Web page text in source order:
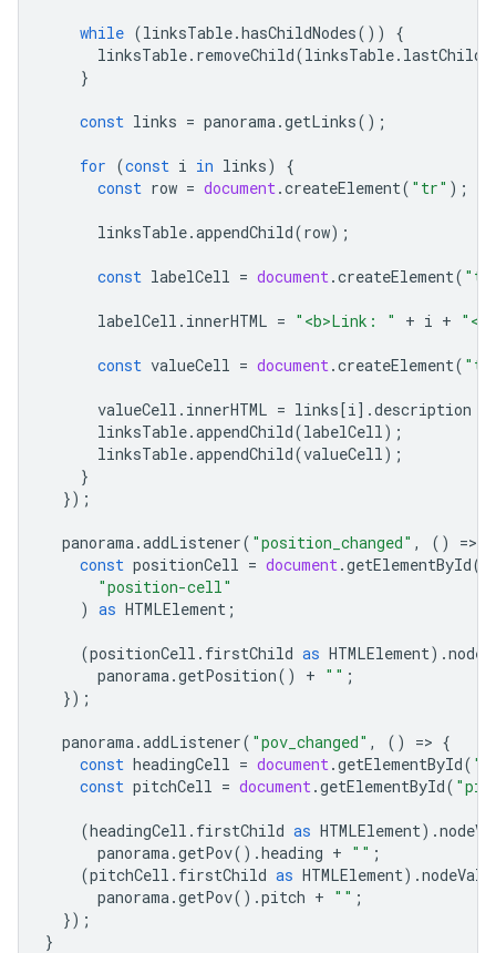
while (linksTable.hasChildNodes())
{
linksTable. removeChild(linksTable. lastChild
}
const links = panorama.getLinks();
for (const i in links)
{
const row = document.createElement( "tr" );
linksTable.appendChild(row);
const labelCell = document.createElement(
labelCell . innerHTML = "<b>Link: " + i + "</
const valueCell = document.createElement(
valueCell . innerHTML = links[i].description
linksTable.appendChild(labelCell);
linksTable.appendChild(valueCell);
}
});
panorama.addListener( "position_changed" , () =>
const positionCell = document.getElementById(
"position-cell"
) as HTMLElement ;
(positionCell . firstChild as HTMLElement).
panorama.getPosition() + "" ;
});
panorama.addListener( "pov_changed" , () => {
const headingCell = document.getElementById(
const pitchCell = document.getElementById(
(headingCell . firstChild as HTMLElement).
panorama.getPov().heading + "" ;
(pitchCell . firstChild as HTMLElement).
panorama.getPov().pitch + "" ;
});
}